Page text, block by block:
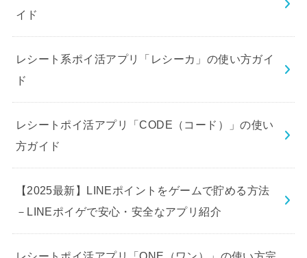
イド
レシート系ポイ活アプリ「レシーカ」の使い方ガイ
ド
レシートポイ活アプリ「CODE（コード）」の使い
方ガイド
【2025最新】LINEポイントをゲームで貯める方法
－LINEポイゲで安心・安全なアプリ紹介